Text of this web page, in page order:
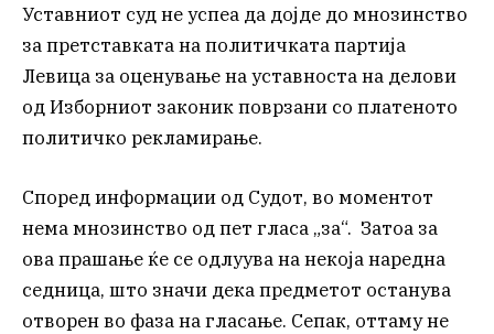
Уставниот суд не успеа да дојде до мнозинство
за претставката на политичката партија
Левица за оценување на уставноста на делови
од Изборниот законик поврзани со платеното
политичко рекламирање.
Според информации од Судот, во моментот
нема мнозинство од пет гласа „за“. Затоа за
ова прашање ќе се одлуува на некоја наредна
седница, што значи дека предметот останува
отворен во фаза на гласање. Сепак, оттаму не